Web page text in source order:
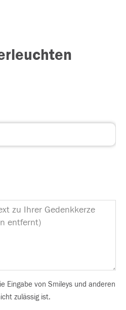
Eingabe von Smileys und anderen
zulässig ist.